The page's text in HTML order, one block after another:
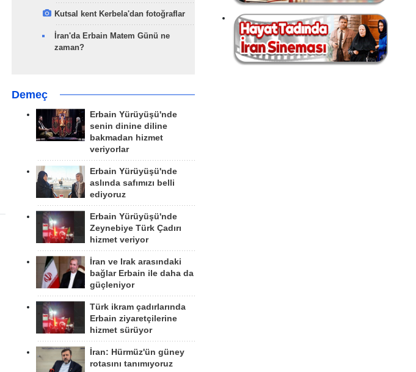
Kutsal kent Kerbela'dan fotoğraflar
İran'da Erbain Matem Günü ne
zaman?
Demeç
Erbain Yürüyüşü'nde
senin dinine diline
bakmadan hizmet
veriyorlar
Erbain Yürüyüşü'nde
aslında safımızı belli
ediyoruz
Erbain Yürüyüşü'nde
Zeynebiye Türk Çadırı
hizmet veriyor
İran ve Irak arasındaki
bağlar Erbain ile daha da
güçleniyor
Türk ikram çadırlarında
Erbain ziyaretçilerine
hizmet sürüyor
İran: Hürmüz'ün güney
rotasını tanımıyoruz